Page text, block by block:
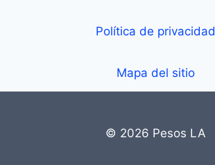
Política de privacidad
Mapa del sitio
© 2026 Pesos LA